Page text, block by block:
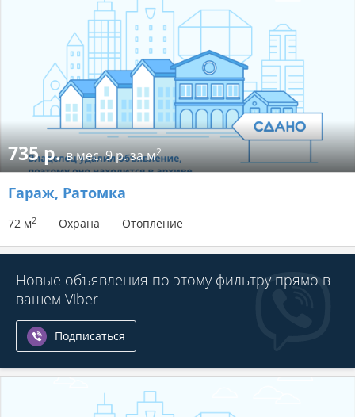
735 р.в мес.9 р. за м2
Гараж, Ратомка
72 м2 Охрана Отопление
Новые объявления по этому фильтру прямо в
вашем Viber
Подписаться